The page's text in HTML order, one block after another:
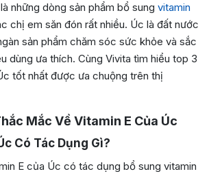
là những dòng sản phẩm bổ sung vitamin
chị em săn đón rất nhiều. Úc là đất nước
sản phẩm chăm sóc sức khỏe và sắc
dùng ưa thích. Cùng Vivita tìm hiểu top 3
tốt nhất được ưa chuộng trên thị
Mắc Về Vitamin E Của Úc
Có Tác Dụng Gì?
E của Úc có tác dụng bổ sung vitamin